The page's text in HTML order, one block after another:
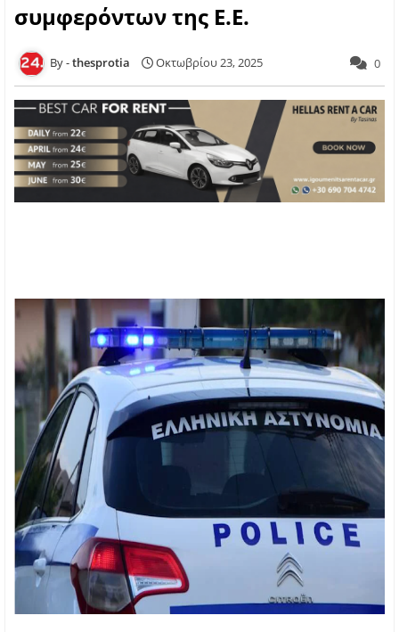
συμφερόντων της Ε.Ε.
thesprotia Οκτωβρίου 23, 2025 0